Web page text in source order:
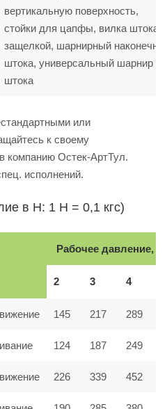
вертикальную поверхность,
стойки для цапфы, вилка штока с
защелкой, шарнирный
штока, универсальный шарнир
штока
или
к своему
компанию Остек-АртТул.
исполнений.
в Н: 1 Н = 0,1 кгс)
Рабочее давление,
2 3 4
145 217 289
124 187 249
226 339 452